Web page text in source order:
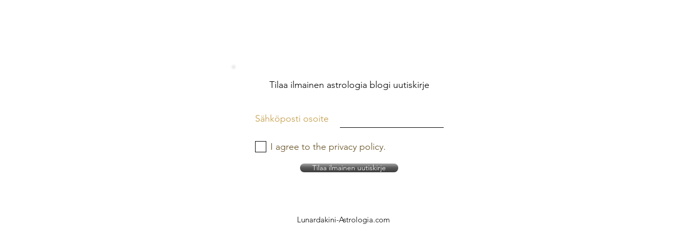
Tilaa ilmainen astrologia blogi uutiskirje
Sähköposti osoite
I agree to the privacy policy.
Tilaa ilmainen uutiskirje
Lunardakini-Astrologia.com